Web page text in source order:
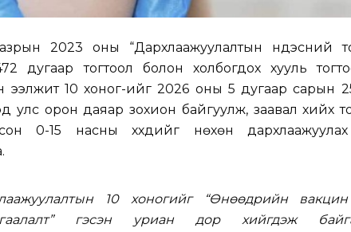
2023 оны “Дархлаажуулалтын үндэсний
дугаар тогтоол болон холбогдох хууль
ээлжит 10 хоног-ийг 2026 оны 5 дугаар сарын
улс орон даяар зохион байгуулж, заавал хийх
0-15 насны хүүхдийг нөхөн
10 хоногийг “Өнөөдрийн
гэсэн уриан дор хийгдэж